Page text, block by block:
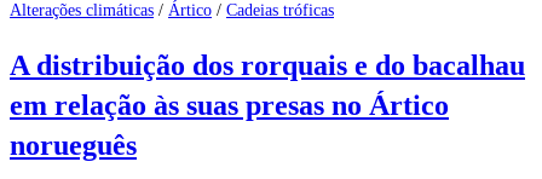
Alterações climáticas / Ártico / Cadeias tróficas
A distribuição dos rorquais e do bacalhau
em relação às suas presas no Ártico
norueguês